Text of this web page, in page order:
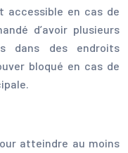
accessible en cas de
d’avoir plusieurs
dans des endroits
bloqué en cas de
atteindre au moins